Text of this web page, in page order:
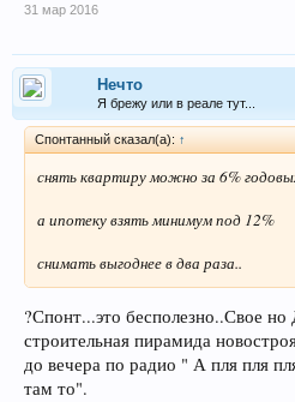
31 мар 2016
Нечто
Я брежу или в реале тут...
Спонтанный сказал(а): ↑
снять квартиру можно за 6%
а ипотеку взять минимум под 12%
снимать выгоднее в два раза..
?Спонт...это бесполезно..Свое
строительная пирамида
до вечера по радио " А пля пля
там то".